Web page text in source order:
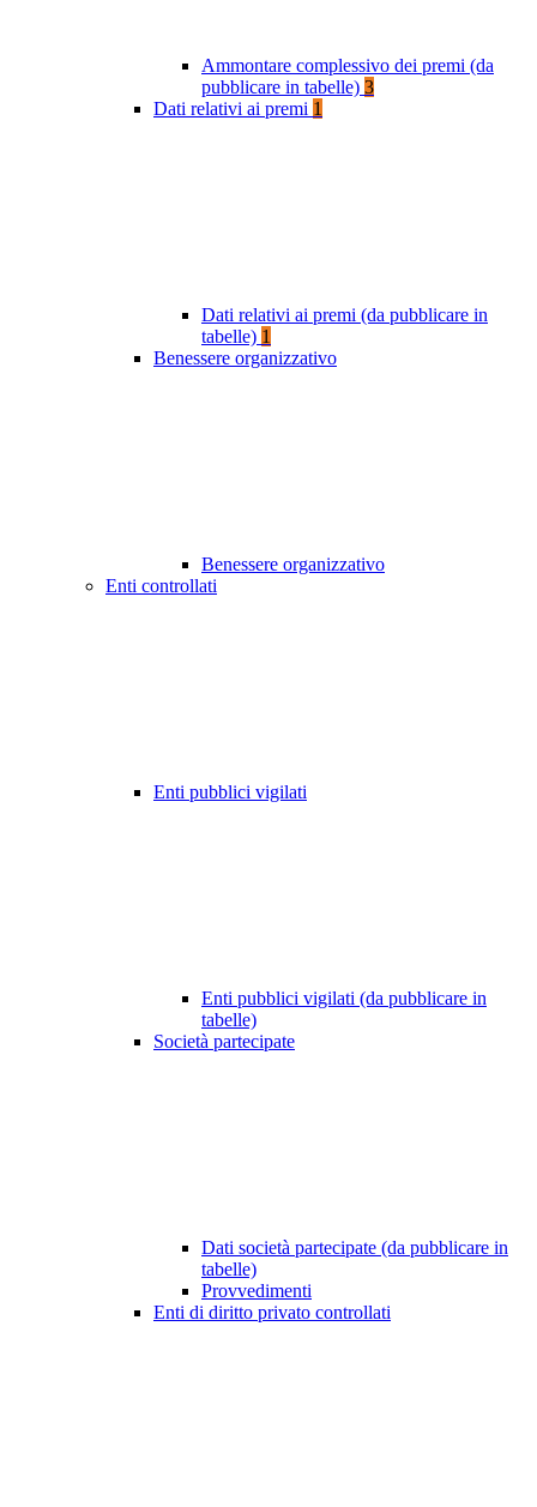
Ammontare complessivo dei premi (da
pubblicare in tabelle) 3
Dati relativi ai premi 1
Dati relativi ai premi (da pubblicare in
tabelle) 1
Benessere organizzativo
Benessere organizzativo
Enti controllati
Enti pubblici vigilati
Enti pubblici vigilati (da pubblicare in
tabelle)
Società partecipate
Dati società partecipate (da pubblicare in
tabelle)
Provvedimenti
Enti di diritto privato controllati